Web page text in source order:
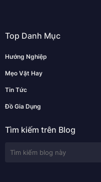
Top Danh Mục
Hướng Nghiệp
Mẹo Vặt Hay
Tin Tức
Đồ Gia Dụng
Tìm kiếm trên Blog